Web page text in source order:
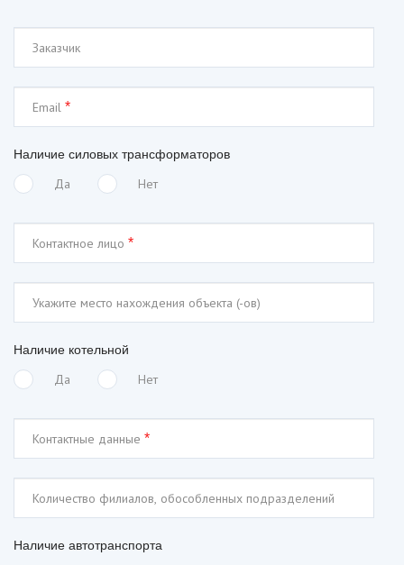
Email *
Наличие силовых трансформаторов
Да Нет
Контактное лицо *
Наличие котельной
Да Нет
Контактные данные *
Наличие автотранспорта